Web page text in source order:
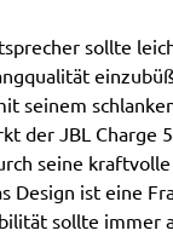
sollte
seinem
der JBL Charge
seine
Design ist eine
sollte immer